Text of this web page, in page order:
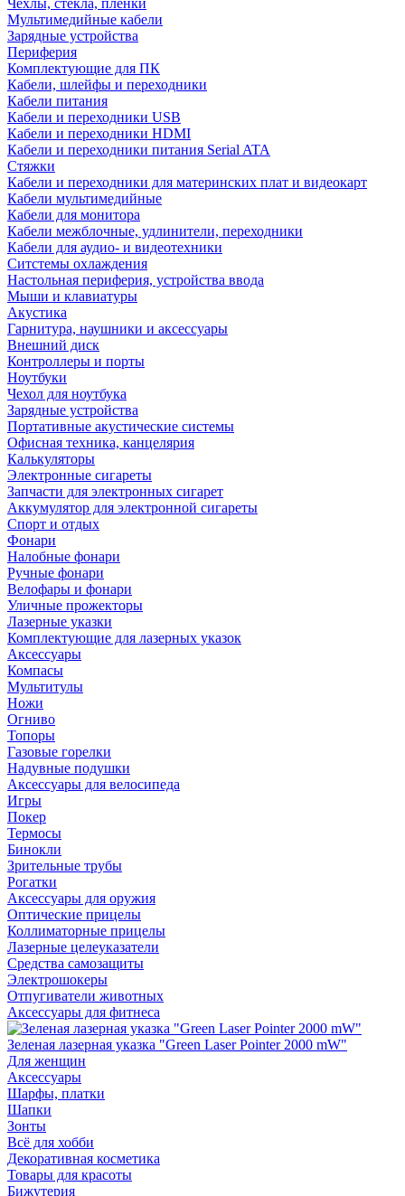
Чехлы, стекла, пленки
Мультимедийные кабели
Зарядные устройства
Периферия
Комплектующие для ПК
Кабели, шлейфы и переходники
Кабели питания
Кабели и переходники USB
Кабели и переходники HDMI
Кабели и переходники питания Serial ATA
Стяжки
Кабели и переходники для материнских плат и видеокарт
Кабели мультимедийные
Кабели для монитора
Кабели межблочные, удлинители, переходники
Кабели для аудио- и видеотехники
Ситстемы охлаждения
Настольная периферия, устройства ввода
Мыши и клавиатуры
Акустика
Гарнитура, наушники и аксессуары
Внешний диск
Контроллеры и порты
Ноутбуки
Чехол для ноутбука
Зарядные устройства
Портативные акустические системы
Офисная техника, канцелярия
Калькуляторы
Электронные сигареты
Запчасти для электронных сигарет
Аккумулятор для электронной сигареты
Спорт и отдых
Фонари
Налобные фонари
Ручные фонари
Велофары и фонари
Уличные прожекторы
Лазерные указки
Комплектующие для лазерных указок
Аксессуары
Компасы
Мультитулы
Ножи
Огниво
Топоры
Газовые горелки
Надувные подушки
Аксессуары для велосипеда
Игры
Покер
Термосы
Бинокли
Зрительные трубы
Рогатки
Аксессуары для оружия
Оптические прицелы
Коллиматорные прицелы
Лазерные целеуказатели
Средства самозащиты
Электрошокеры
Отпугиватели животных
Аксессуары для фитнеса
Зеленая лазерная указка "Green Laser Pointer 2000 mW"
Для женщин
Аксессуары
Шарфы, платки
Шапки
Зонты
Всё для хобби
Декоративная косметика
Товары для красоты
Бижутерия